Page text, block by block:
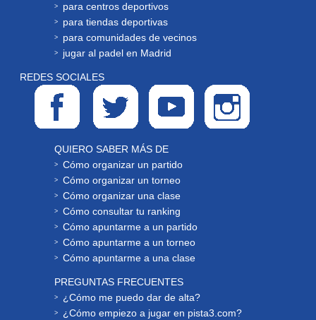
para centros deportivos
para tiendas deportivas
para comunidades de vecinos
jugar al padel en Madrid
REDES SOCIALES
QUIERO SABER MÁS DE
Cómo organizar un partido
Cómo organizar un torneo
Cómo organizar una clase
Cómo consultar tu ranking
Cómo apuntarme a un partido
Cómo apuntarme a un torneo
Cómo apuntarme a una clase
PREGUNTAS FRECUENTES
¿Cómo me puedo dar de alta?
¿Cómo empiezo a jugar en pista3.com?